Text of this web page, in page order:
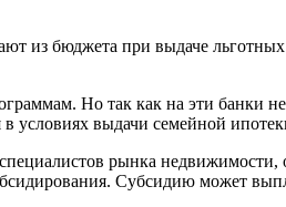
из бюджета при выдаче льготных
Но так как на эти банки
условиях выдачи семейной
рынка недвижимости,
Субсидию может